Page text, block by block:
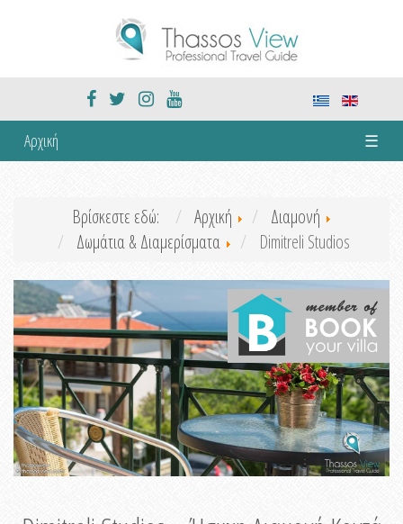
Αρχική ☰
Βρίσκεστε εδώ: Αρχική
Διαμονή
Δωμάτια & Διαμερίσματα
Dimitreli Studios